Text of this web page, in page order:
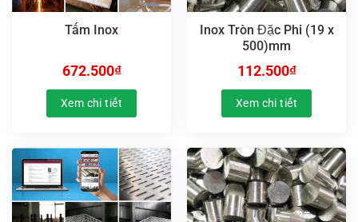
Tấm Inox
672.500₫
Xem chi tiết
Inox Tròn Đặc Phi (19 x
500)mm
112.500₫
Xem chi tiết